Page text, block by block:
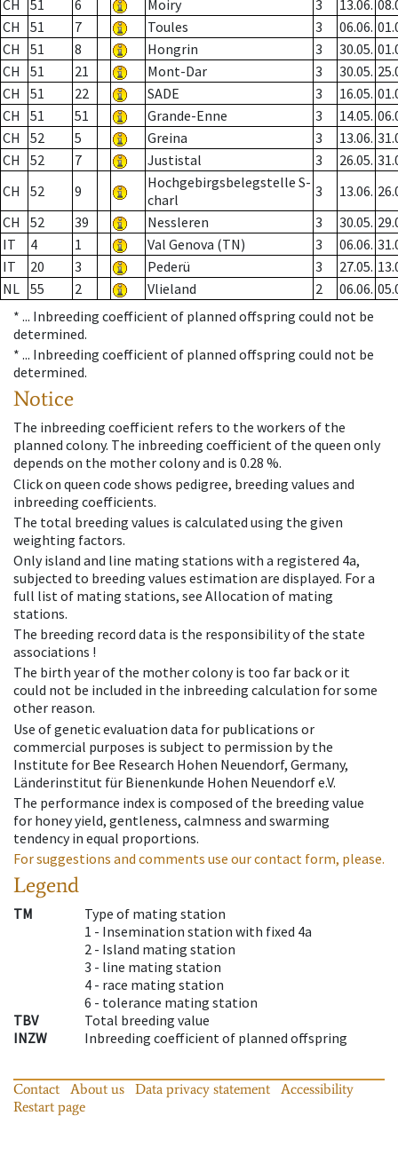
CH 51 6 Moiry 3 13.06.
CH
51 7 Toules 3 06.06.
CH
51 8 Hongrin 3 30.05.
CH
51 21 Mont-Dar 3 30.05.
CH
51 22 SADE 3 16.05.
CH
51 51 Grande-Enne 3 14.05.
CH
52 5 Greina 3 13.06.
CH
52 7 Justistal 3 26.05.
CH
52 9
Hochgebirgsbelegstelle S-
charl
3 13.06.
CH
52 39 Nessleren 3 30.05.
IT
4 1 Val Genova (TN) 3 06.06.
IT
20 3 Pederü 3 27.05.
NL 55 2 Vlieland 2 06.06.
* ... Inbreeding coefficient of planned offspring could not be
determined.
* ... Inbreeding coefficient of planned offspring could not be
determined.
Notice
The inbreeding coefficient refers to the workers of the
planned colony. The inbreeding coefficient of the queen only
depends on the mother colony and is 0.28 %.
Click on queen code shows pedigree, breeding values and
inbreeding coefficients.
The total breeding values is calculated using the given
weighting factors.
Only island and line mating stations with a registered 4a,
subjected to breeding values estimation are displayed. For a
full list of mating stations, see Allocation of mating
stations.
The breeding record data is the responsibility of the state
associations !
The birth year of the mother colony is too far back or it
could not be included in the inbreeding calculation for some
other reason.
Use of genetic evaluation data for publications or
commercial purposes is subject to permission by the
Institute for Bee Research Hohen Neuendorf, Germany,
Länderinstitut für Bienenkunde Hohen Neuendorf e.V.
The performance index is composed of the breeding value
for honey yield, gentleness, calmness and swarming
tendency in equal proportions.
For suggestions and comments use our contact form, please.
Legend
TM
Type of mating station
1 - Insemination station with fixed 4a
2 - Island mating station
3 - line mating station
4 - race mating station
6 - tolerance mating station
TBV
Total breeding value
INZW
Inbreeding coefficient of planned offspring
Contact About us Data privacy statement
Accessibility
Restart page